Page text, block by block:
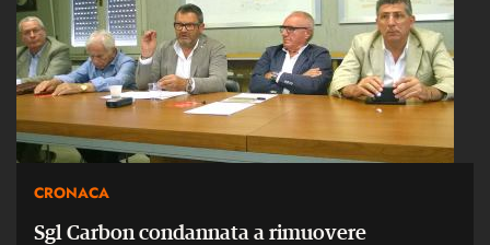
CRONACA
Sgl Carbon condannata a rimuovere